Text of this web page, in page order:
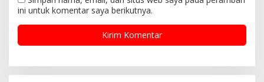
ini untuk komentar saya berikutnya.